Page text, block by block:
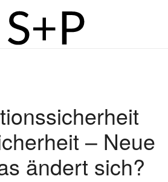
– Neue
ändert sich?